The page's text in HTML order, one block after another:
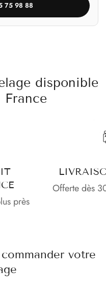
75 98 88
disponible
près
Offerte dès
votre